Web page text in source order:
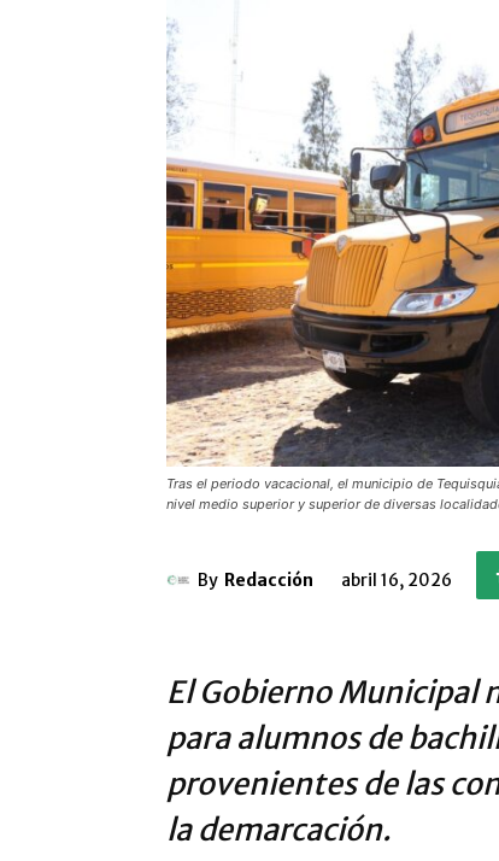
Tras el periodo vacacional, el municipio de
nivel medio superior y superior de diversas
By Redacción abril 16, 2026
El Gobierno Municipal
para alumnos de
provenientes de las
la demarcación.